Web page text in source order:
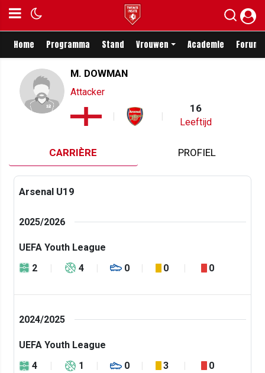
Home Programma Stand Vrouwen Academie Forum
M. DOWMAN
Attacker
16
Leeftijd
CARRIÈRE PROFIEL
Arsenal U19
2025/2026
UEFA Youth League
2
4 0 0 0
2024/2025
UEFA Youth League
4
1 0 3 0